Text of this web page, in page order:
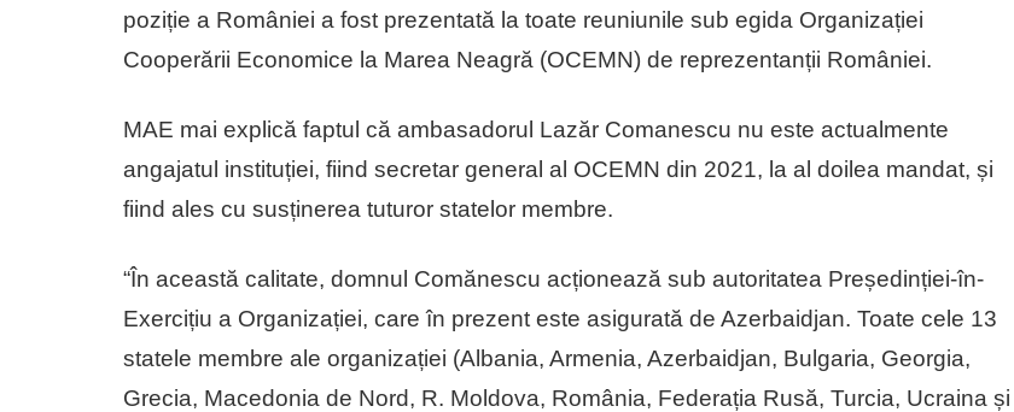
poziție a României a fost prezentată la toate reuniunile sub egida Organizației
Cooperării Economice la Marea Neagră (OCEMN) de reprezentanții României.
MAE mai explică faptul că ambasadorul Lazăr Comanescu nu este actualmente
angajatul instituției, fiind secretar general al OCEMN din 2021, la al doilea mandat, și
fiind ales cu susținerea tuturor statelor membre.
“În această calitate, domnul Comănescu acționează sub autoritatea Președinției-în-
Exercițiu a Organizației, care în prezent este asigurată de Azerbaidjan. Toate cele 13
statele membre ale organizației (Albania, Armenia, Azerbaidjan, Bulgaria, Georgia,
Grecia, Macedonia de Nord, R. Moldova, România, Federația Rusă, Turcia, Ucraina și